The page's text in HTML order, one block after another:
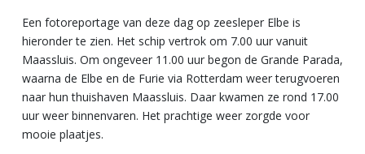
Een fotoreportage van deze dag op zeesleper Elbe is
hieronder te zien. Het schip vertrok om 7.00 uur vanuit
Maassluis. Om ongeveer 11.00 uur begon de Grande Parada,
waarna de Elbe en de Furie via Rotterdam weer terugvoeren
naar hun thuishaven Maassluis. Daar kwamen ze rond 17.00
uur weer binnenvaren. Het prachtige weer zorgde voor
mooie plaatjes.